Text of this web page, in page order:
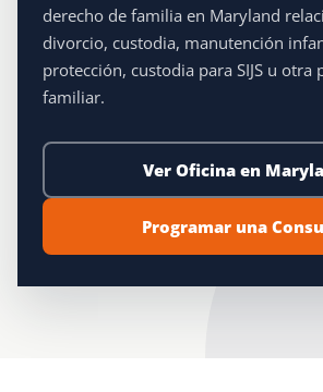
derecho de familia en Maryland
divorcio, custodia, manutención
protección, custodia para SIJS u otra
familiar.
Ver Oficina en
Programar una